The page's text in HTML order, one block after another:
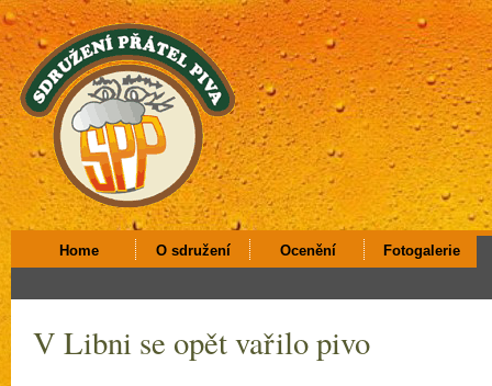
Home O sdružení Ocenění Fotogalerie
V Libni se opět vařilo pivo